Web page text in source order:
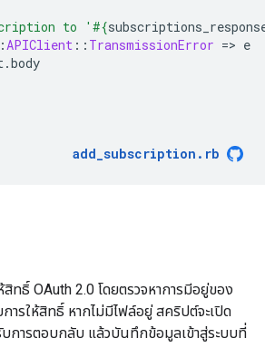
to ' #{
APIClient :: TransmissionError => e
.body
add_subscription . rb
สิทธิ์ OAuth 2.0 โดยตรวจหาการมีอยู่ของ
ารให้สิทธิ์ หากไม่มีไฟล์อยู่ สคริปต์จะเปิด
รับการตอบกลับ แล้วบันทึกข้อมูลเข้าสู่ระบบที่